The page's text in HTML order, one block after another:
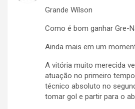
Grande Wílson
Como é bom ganhar Gre-
Ainda mais em um
A vitória muito merecida
atuação no primeiro
técnico absoluto no
tomar gol e partir para o